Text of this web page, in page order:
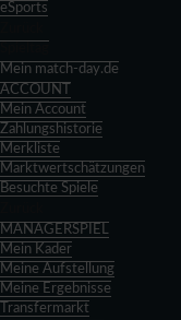
eSports
Mein match-day.de
ACCOUNT
Mein Account
Zahlungshistorie
Merkliste
Marktwertschätzungen
Besuchte Spiele
MANAGERSPIEL
Mein Kader
Meine Aufstellung
Meine Ergebnisse
Transfermarkt